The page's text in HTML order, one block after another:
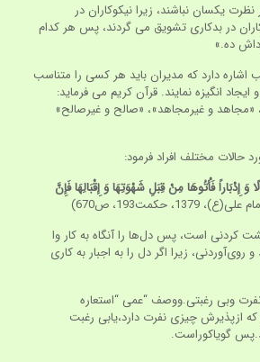
نظرت یکسان نباشند، زیرا نیکوکاران در
در بدکاری تشویق می گردند، پس هر کدام
ده.»
اشاره دارد که مدیران باید هر کسی را متناسب
انگیزه نمایند. قرآن کریم می فرماید:
«مجاهد و غیرمجاهد»، «صالح و غیرصالح»
حالات مختلف افراد فرمود:
وَ إِدْبَاراً فَأْتُوهَا مِنْ قِبَلِ شَهْوَتِهَا وَ إِقْبَالِهَا فَإِنَّ
علی(ع)، 1379، حکمت193، ص670)
کردنی است، پس دل‌ها را آنگاه به کار وا
زیرا اگر دل را به اجبار به کاری
وبی رغبتی.ووصف “عمی “استعاره
ازپذیرش چیزی نفرت دارد،یابی رغبت
گویاکوراست.